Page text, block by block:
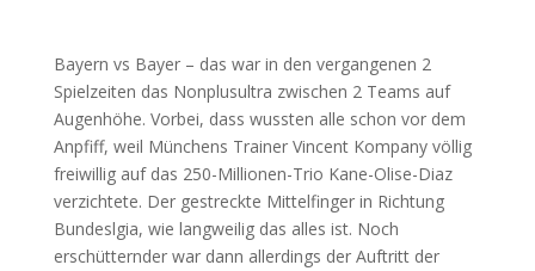
Bayern vs Bayer – das war in den vergangenen 2
Spielzeiten das Nonplusultra zwischen 2 Teams auf
Augenhöhe. Vorbei, dass wussten alle schon vor dem
Anpfiff, weil Münchens Trainer Vincent Kompany völlig
freiwillig auf das 250-Millionen-Trio Kane-Olise-Diaz
verzichtete. Der gestreckte Mittelfinger in Richtung
Bundeslgia, wie langweilig das alles ist. Noch
erschütternder war dann allerdings der Auftritt der